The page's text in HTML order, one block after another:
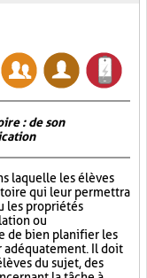
: de son
laquelle les élèves
qui leur permettra
les propriétés
ou
de bien planifier les
adéquatement. Il doit
du sujet, des